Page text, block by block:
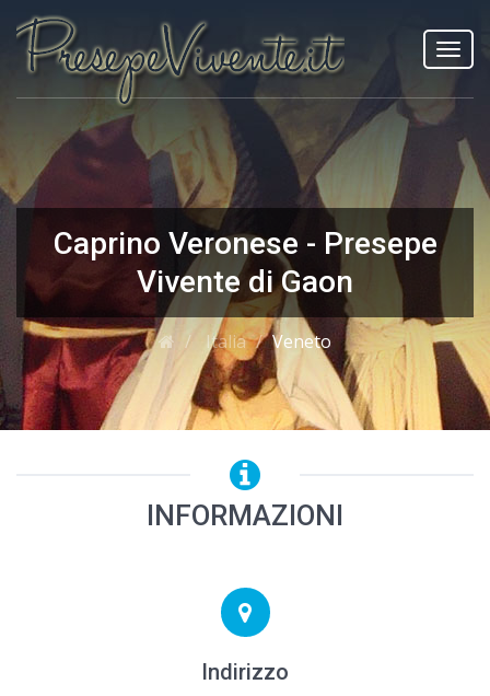
Caprino Veronese - Presepe
Vivente di Gaon
Italia Veneto
INFORMAZIONI
Indirizzo